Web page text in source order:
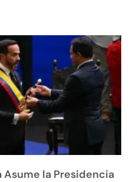
la Presidencia